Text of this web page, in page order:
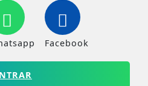
Facebook